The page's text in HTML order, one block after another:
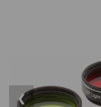
Vrácení
Do
33
Ritchey-Chrétien13
❮